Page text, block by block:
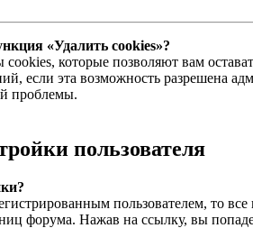
«Удалить cookies»?
cookies, которые позволяют вам
если эта возможность разрешена
проблемы.
пользователя
пользователем, то
форума. Нажав на ссылку, вы